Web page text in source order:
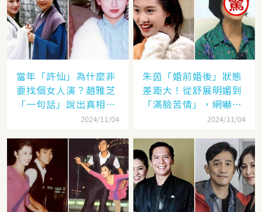
當年「許仙」為什麼非
要找個女人演？趙雅芝
「一句話」說出真相，
網友：葉童太厲害2024/11/04
朱茵「婚前婚後」狀態
差距大！從舒展明媚到
「滿臉苦情」，網嚇：
到底經歷了什麼眼里都
2024/11/04